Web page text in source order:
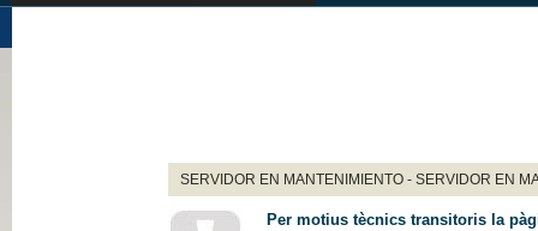
SERVIDOR EN MANTENIMIENTO - SERVIDOR EN
Per motius tècnics transitoris la